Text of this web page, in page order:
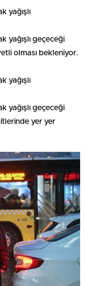
yağışlı
yağışlı geçeceği
olması bekleniyor.
yağışlı
yağışlı geçeceği
yer yer